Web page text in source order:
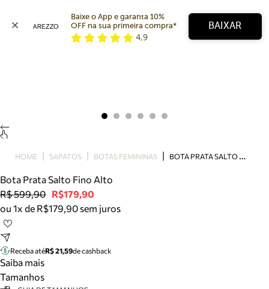
Bolsa
Tamanco
Tênis
Mule
Tire dúvidas sobre pedidos, devoluções e mais.
Meus pedidos
Baixe o App e garanta 10%
OFF na sua primeira compra*
4,9
BAIXAR
HOME SAPATOS BOTAS FEMININAS B
OTA PRATA SALTO FINO ALTO
Bota Prata Salto Fino Alto
R$ 599,90 R$179,90
ou 1x de R$179,90 sem juros
Receba atéR$ 21,59de cashback
Saiba mais
Tamanhos